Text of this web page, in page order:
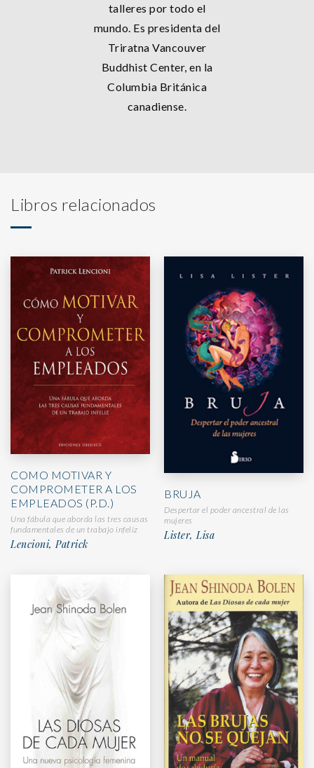
talleres por todo el
mundo. Es presidenta del
Triratna Vancouver
Buddhist Center, en la
Columbia Británica
canadiense.
Libros relacionados
COMO MOTIVAR Y
COMPROMETER A LOS
EMPLEADOS (P.D.)
Una fábula que aborda las tres causas
fundamentales de un trabajo infeliz
Lencioni, Patrick
BRUJA
Despertar el poder ancestral de las
mujeres
Lister, Lisa